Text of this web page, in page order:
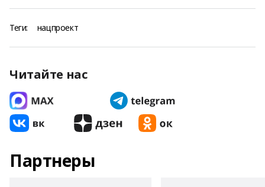
Теги: нацпроект
Читайте нас
Партнеры